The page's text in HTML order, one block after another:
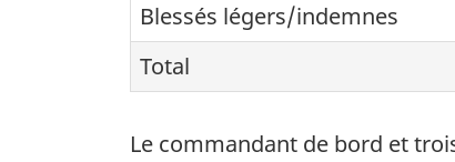
Blessés légers/indemnes
Total
Le commandant de bord et